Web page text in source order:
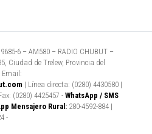
6 – AM580 – RADIO CHUBUT –
Ciudad de Trelew, Provincia del
| Línea directa: (0280) 4430580 |
(0280) 4425457 - WhatsApp / SMS
Mensajero Rural: 280-4592-884 |
-